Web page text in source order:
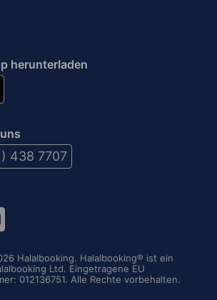
herunterladen
438 7707
Halalbooking. Halalbooking® ist ein
Ltd. Eingetragene EU
012136751. Alle Rechte vorbehalten.